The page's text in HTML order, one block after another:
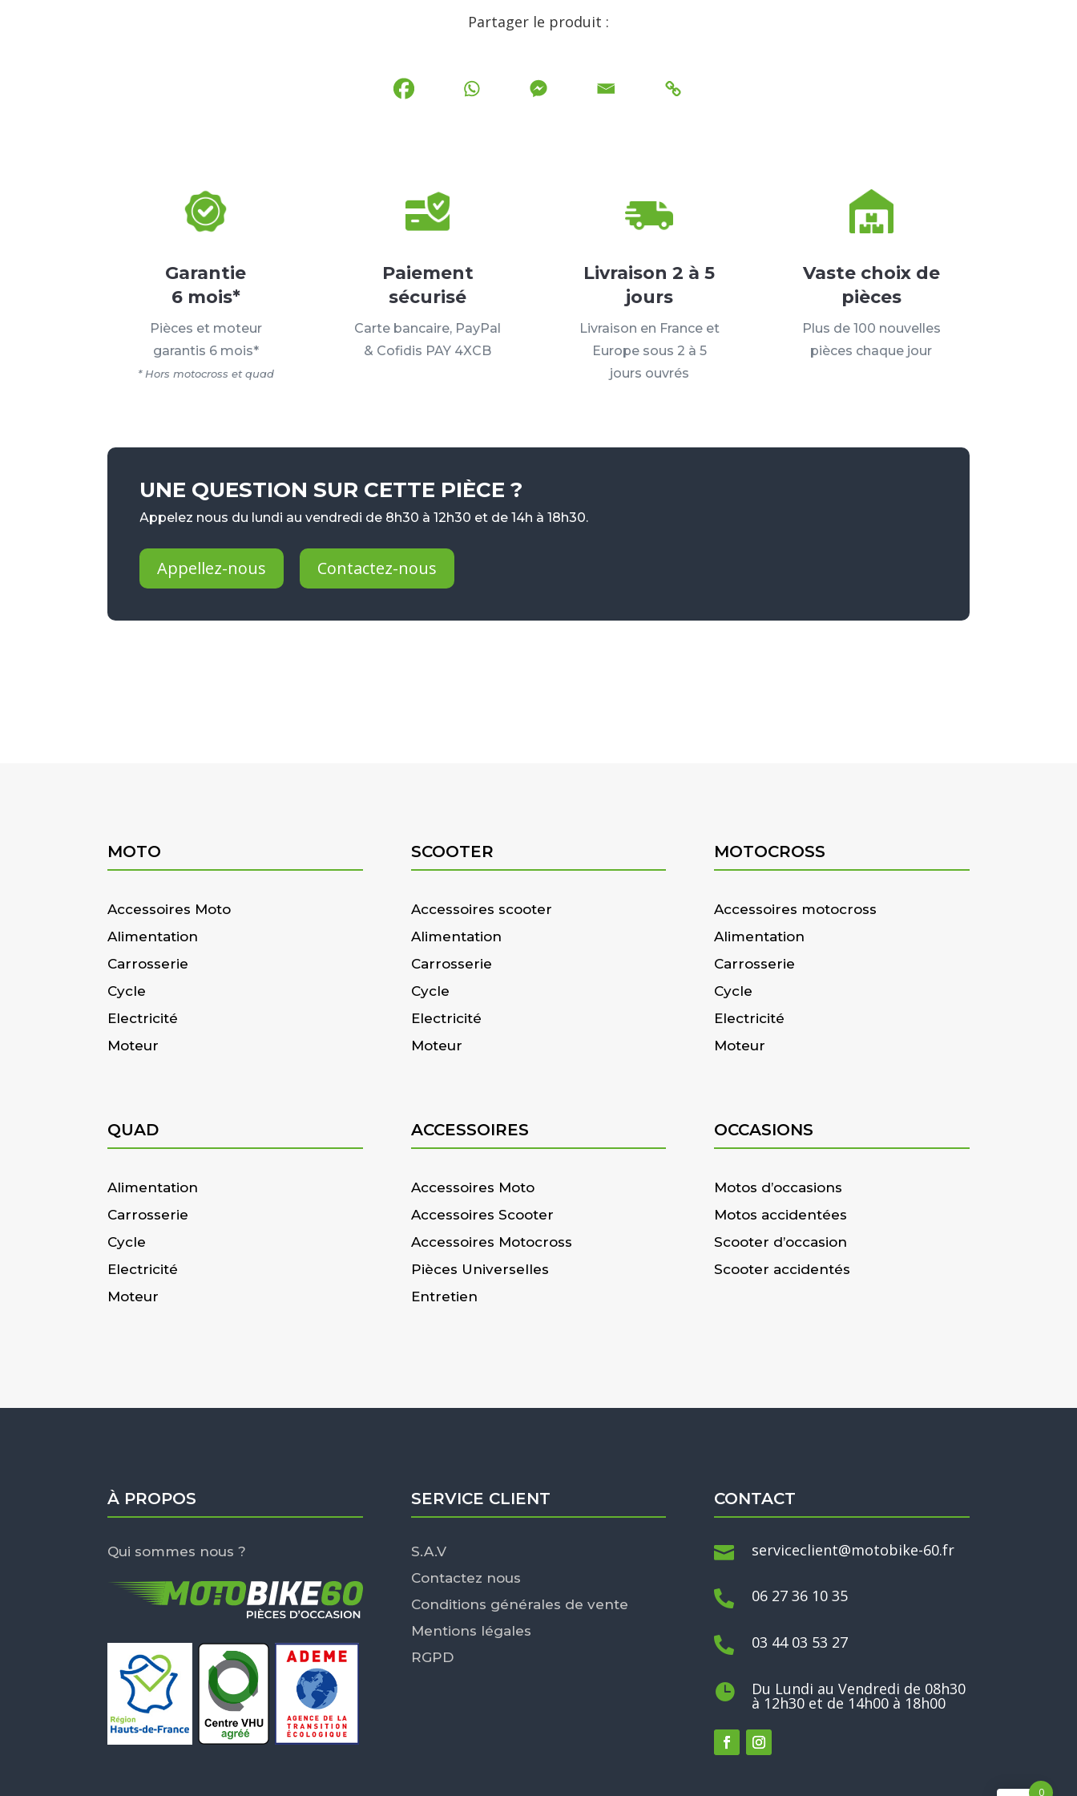
Partager le produit :
Garantie
6 mois*
Pièces et moteur
garantis 6 mois*
* Hors motocross et quad
Paiement
sécurisé
Carte bancaire, PayPal
& Cofidis PAY 4XCB
Livraison 2 à 5
jours
Livraison en France et
Europe sous 2 à 5
jours ouvrés
Vaste choix de
pièces
Plus de 100 nouvelles
pièces chaque jour
UNE QUESTION SUR CETTE PIÈCE ?
Appelez nous du lundi au vendredi de 8h30 à 12h30 et de 14h à 18h30.
Appellez-nous Contactez-nous
MOTO
Accessoires Moto
Alimentation
Carrosserie
Cycle
Electricité
Moteur
SCOOTER
Accessoires scooter
Alimentation
Carrosserie
Cycle
Electricité
Moteur
MOTOCROSS
Accessoires motocross
Alimentation
Carrosserie
Cycle
Electricité
Moteur
QUAD
Alimentation
Carrosserie
Cycle
Electricité
Moteur
ACCESSOIRES
Accessoires Moto
Accessoires Scooter
Accessoires Motocross
Pièces Universelles
Entretien
OCCASIONS
Motos d’occasions
Motos accidentées
Scooter d’occasion
Scooter accidentés
À PROPOS
Qui sommes nous ?
SERVICE CLIENT
S.A.V
Contactez nous
Conditions générales de vente
Mentions légales
RGPD
CONTACT
 serviceclient@motobike-60.fr
 06 27 36 10 35
 03 44 03 53 27
 Du Lundi au Vendredi de 08h30
à 12h30 et de 14h00 à 18h00
0